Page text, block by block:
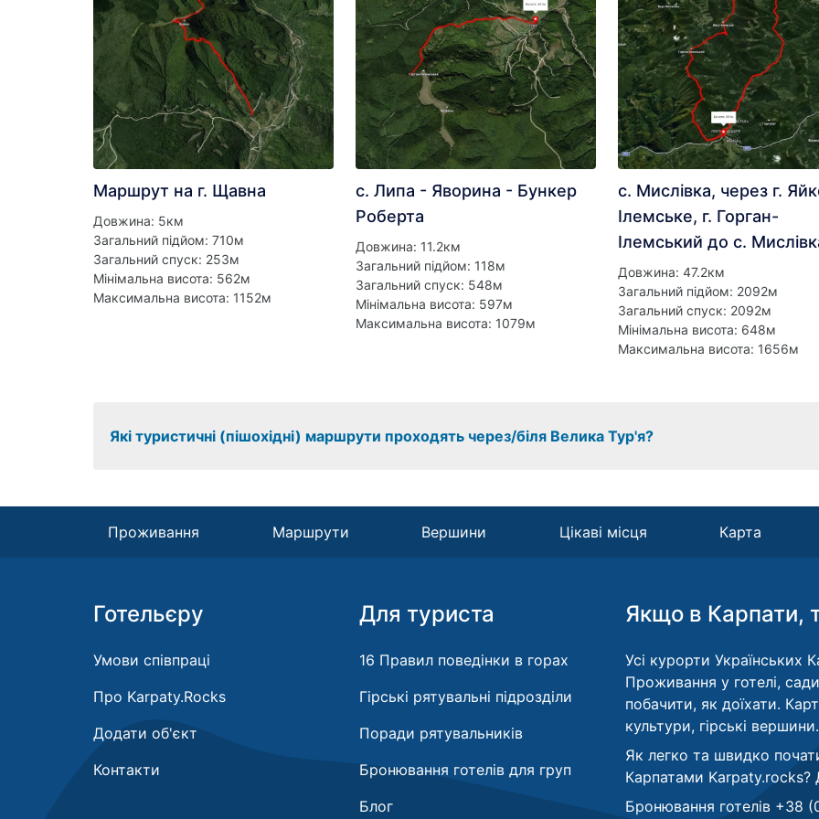
Маршрут на г. Щавна
Довжина: 5км
Загальний підйом: 710м
Загальний спуск: 253м
Мінімальна висота: 562м
Максимальна висота: 1152м
c. Липа - Яворина - Бункер
Роберта
Довжина: 11.2км
Загальний підйом: 118м
Загальний спуск: 548м
Мінімальна висота: 597м
Максимальна висота: 1079м
с. Мислівка, через г.
Ілемське, г. Горган-
Ілемський до с.
Довжина: 47.2км
Загальний підйом: 2092м
Загальний спуск: 2092м
Мінімальна висота: 648м
Максимальна висота: 1656м
Які туристичні (пішохідні) маршрути проходять через/біля Велика Тур'я?
Проживання Маршрути Вершини Цікаві місця Карта
Готельєру
Умови співпраці
Про Karpaty.Rocks
Додати об'єкт
Контакти
Для туриста
16 Правил поведінки в горах
Гірські рятувальні підрозділи
Поради рятувальників
Бронювання готелів для груп
Блог
Якщо в Карпати,
Усі курорти Українських
Проживання у готелі,
побачити, як доїхати.
культури, гірські вершини.
Як легко та швидко
Карпатами Karpaty.rocks?
Бронювання готелів +38